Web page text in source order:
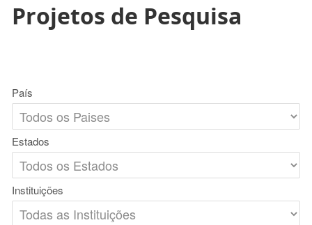
Projetos de Pesquisa
País
Estados
Instituições